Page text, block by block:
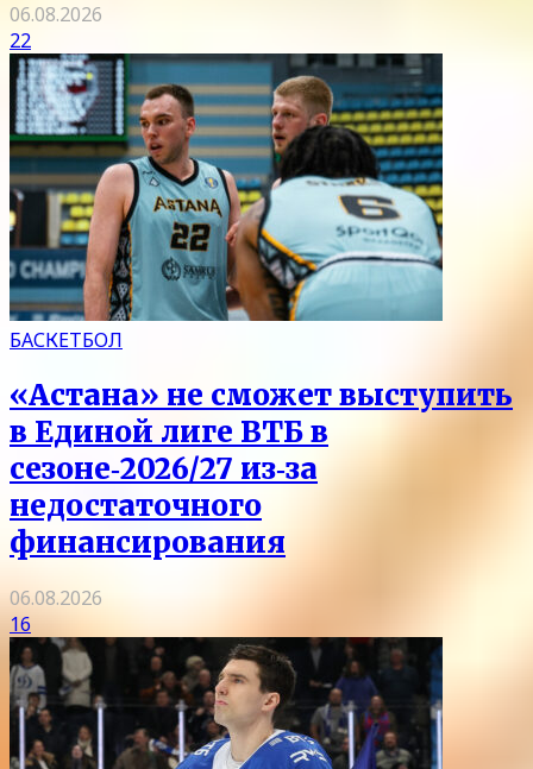
06.08.2026
22
БАСКЕТБОЛ
«Астана» не сможет выступить
в Единой лиге ВТБ в
сезоне‑2026/27 из‑за
недостаточного
финансирования
06.08.2026
16